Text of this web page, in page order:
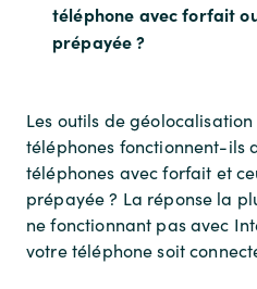
téléphone avec forfait
prépayée ?
Les outils de
téléphones fonctionnent-ils
téléphones avec forfait et
prépayée ? La réponse la
ne fonctionnant pas avec
votre téléphone soit